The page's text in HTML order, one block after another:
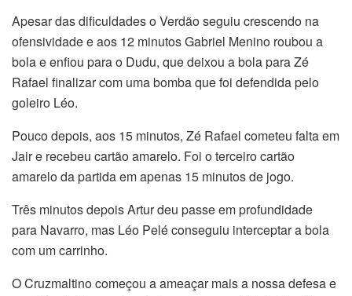
Apesar das dificuldades o Verdão seguiu crescendo na
ofensividade e aos 12 minutos Gabriel Menino roubou a
bola e enfiou para o Dudu, que deixou a bola para Zé
Rafael finalizar com uma bomba que foi defendida pelo
goleiro Léo.
Pouco depois, aos 15 minutos, Zé Rafael cometeu falta em
Jair e recebeu cartão amarelo. Foi o terceiro cartão
amarelo da partida em apenas 15 minutos de jogo.
Três minutos depois Artur deu passe em profundidade
para Navarro, mas Léo Pelé conseguiu interceptar a bola
com um carrinho.
O Cruzmaltino começou a ameaçar mais a nossa defesa e